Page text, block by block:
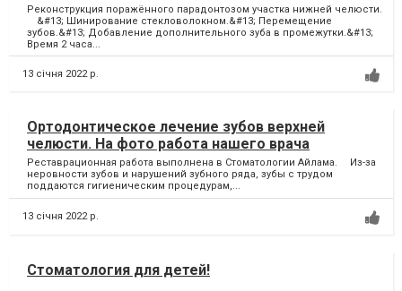
Реконструкция поражённого парадонтозом участка нижней челюсти.
⠀ &#13; Шинирование стекловолокном.&#13; Перемещение
зубов.&#13; Добавление дополнительного зуба в промежутки.&#13;
Время 2 часа...
13 січня 2022 р.
Ортодонтическое лечение зубов верхней
челюсти. На фото работа нашего врача
Реставрационная работа выполнена в Стоматологии Айлама. ⠀ Из-за
неровности зубов и нарушений зубного ряда, зубы с трудом
поддаются гигиеническим процедурам,...
13 січня 2022 р.
Стоматология для детей!